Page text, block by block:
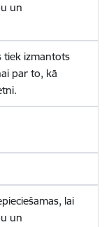
un
tiek izmantots
par to, kā
lai
un